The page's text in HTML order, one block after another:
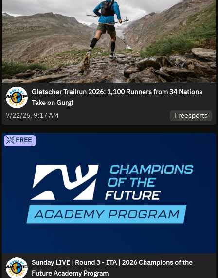
Gletscher Trailrun 2026: 1,100 Runners from 34 Nations
Take on Gurgl
7/22/26, 9:17 AM
Freesports
FREE
Sunday LIVE | Round 3 - ITA | 2026 Champions of the
Future Academy Program